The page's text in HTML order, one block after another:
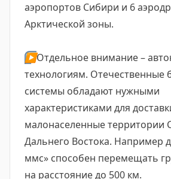
аэропортов Сибири и 6
Арктической зоны.
▶️Отдельное внимание –
технологиям. Отечественные
системы обладают нужными
характеристиками для
малонаселенные территории
Дальнего Востока. Например
ммс» способен перемещать
на расстояние до 500 км.